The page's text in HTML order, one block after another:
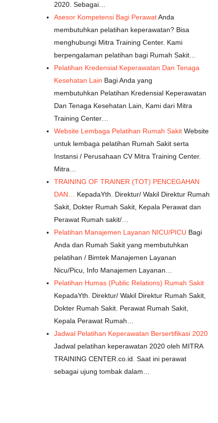
2020. Sebagai…
Asesor Kompetensi Bagi PerawatAnda
membutuhkan pelatihan keperawatan? Bisa
menghubungi Mitra Training Center. Kami
berpengalaman pelatihan bagi Rumah Sakit…
Pelatihan Kredensial Keperawatan Dan Tenaga
Kesehatan Lain Bagi Anda yang
membutuhkan Pelatihan Kredensial Keperawatan
Dan Tenaga Kesehatan Lain, Kami dari Mitra
Training Center…
Website Lembaga Pelatihan Rumah Sakit Website
untuk lembaga pelatihan Rumah Sakit serta
Instansi / Perusahaan CV Mitra Training Center.
Mitra…
TRAINING OF TRAINER (TOT) PENCEGAHAN
DAN…
KepadaYth. Direktur/ Wakil Direktur Rumah
Sakit, Dokter Rumah Sakit, Kepala Perawat dan
Perawat Rumah sakit/…
Pelatihan Manajemen Layanan NICU/PICU Bagi
Anda dan Rumah Sakit yang membutuhkan
pelatihan / Bimtek Manajemen Layanan
Nicu/Picu, Info Manajemen Layanan…
Pelatihan Humas (Public Relations) Rumah Sakit
KepadaYth. Direktur/ Wakil Direktur Rumah Sakit,
Dokter Rumah Sakit. Perawat Rumah Sakit,
Kepala Perawat Rumah…
Jadwal Pelatihan Keperawatan Bersertifikasi 2020
Jadwal pelatihan keperawatan 2020 oleh MITRA
TRAINING CENTER.co.id. Saat ini perawat
sebagai ujung tombak dalam…